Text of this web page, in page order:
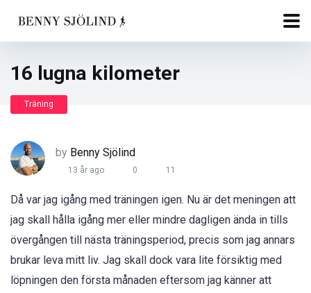
16 lugna kilometer
Träning
by Benny Sjölind
13 år ago 0 11
Då var jag igång med träningen igen. Nu är det meningen att
jag skall hålla igång mer eller mindre dagligen ända in tills
övergången till nästa träningsperiod, precis som jag annars
brukar leva mitt liv. Jag skall dock vara lite försiktig med
löpningen den första månaden eftersom jag känner att